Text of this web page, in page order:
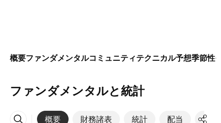
概要ファンダメンタルコミュニティテクニカル予想季節性
ファンダメンタルと統計
概要 財務諸表 統計 配当 決算